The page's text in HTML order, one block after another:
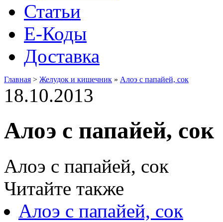
Статьи
Е-Коды
Доставка
Главная > Желудок и кишечник » Алоэ с папайей, сок
18.10.2013
Алоэ с папайей, сок
Алоэ с папайей, сок
Читайте также
Алоэ с папайей, сок